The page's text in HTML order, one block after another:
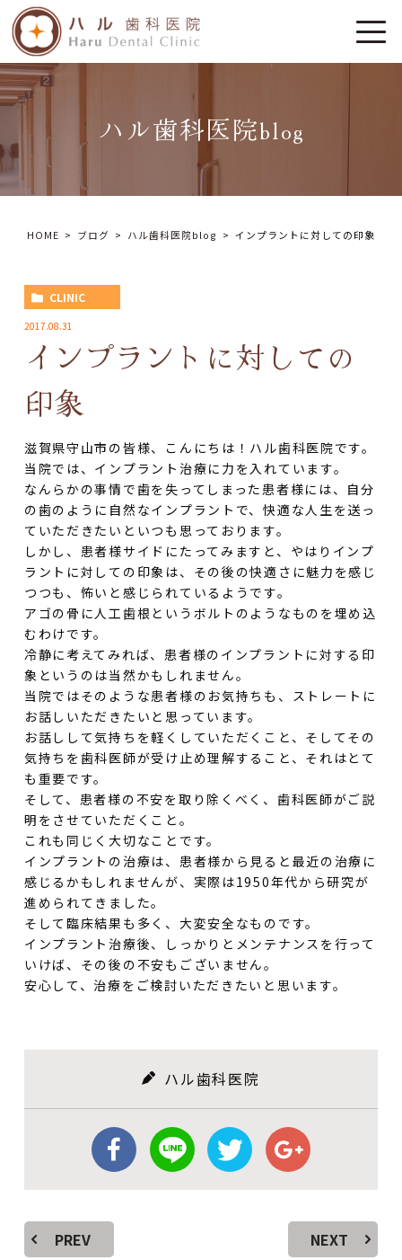
ハル歯科医院blog
HOME ブログ ハル歯科医院blog インプラントに対しての印象
CLINIC
2017.08.31
インプラントに対しての
印象
滋賀県守山市の皆様、こんにちは！ハル歯科医院です。
当院では、インプラント治療に力を入れています。
なんらかの事情で歯を失ってしまった患者様には、自分
の歯のように自然なインプラントで、快適な人生を送っ
ていただきたいといつも思っております。
しかし、患者様サイドにたってみますと、やはりインプ
ラントに対しての印象は、その後の快適さに魅力を感じ
つつも、怖いと感じられているようです。
アゴの骨に人工歯根というボルトのようなものを埋め込
むわけです。
冷静に考えてみれば、患者様のインプラントに対する印
象というのは当然かもしれません。
当院ではそのような患者様のお気持ちも、ストレートに
お話しいただきたいと思っています。
お話しして気持ちを軽くしていただくこと、そしてその
気持ちを歯科医師が受け止め理解すること、それはとて
も重要です。
そして、患者様の不安を取り除くべく、歯科医師がご説
明をさせていただくこと。
これも同じく大切なことです。
インプラントの治療は、患者様から見ると最近の治療に
感じるかもしれませんが、実際は1950年代から研究が
進められてきました。
そして臨床結果も多く、大変安全なものです。
インプラント治療後、しっかりとメンテナンスを行って
いけば、その後の不安もございません。
安心して、治療をご検討いただきたいと思います。
ハル歯科医院
PREV NEXT